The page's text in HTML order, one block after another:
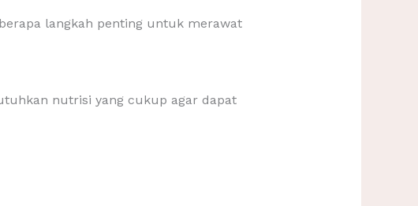
langkah penting untuk merawat
nutrisi yang cukup agar dapat